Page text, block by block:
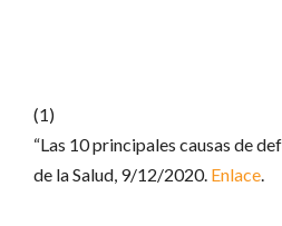
(1)
“Las 10 principales causas de
de la Salud, 9/12/2020. Enlace.